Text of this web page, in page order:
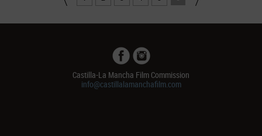
Castilla-La Mancha Film Commission
info@castillalamanchafilm.com